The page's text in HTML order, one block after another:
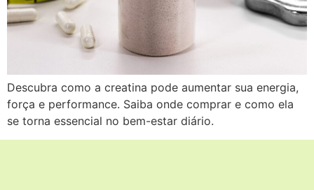
Descubra como a creatina pode aumentar sua energia,
força e performance. Saiba onde comprar e como ela
se torna essencial no bem-estar diário.